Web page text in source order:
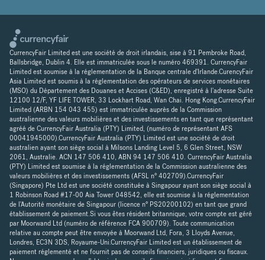
CurrencyFair Limited est une société de droit irlandais, sise à 91 Pembroke Road,
Ballsbridge, Dublin 4. Elle est immatriculée sous le numéro 469391. CurrencyFair
Limited est soumise à la réglementation de la Banque centrale d'Irlande.CurencyFair
Asia Limited est soumis à la réglementation des opérateurs de services monétaires
(MSO) du Département des Douanes et Accises (C&ED), enregistré à l'adresse Suite
12100 12/F, YF LIFE TOWER, 33 Lockhart Road, Wan Chai. Hong Kong.CurrencyFair
Limited (ARBN 154 043 455) est immatriculée auprès de la Commission
australienne des valeurs mobilières et des investissements en tant que représentant
agréé de CurrencyFair Australia (PTY) Limited, (numéro de représentant AFS
00041945000).CurrencyFair Australia (PTY) Limited est une société de droit
australien ayant son siège social à Milsons Landing Level 5, 6 Glen Street, NSW
2061, Australie. ACN 147 506 410, ABN 94 147 506 410. CurrencyFair Australia
(PTY) Limited est soumise à la réglementation de la Commission australienne des
valeurs mobilières et des investissements (AFSL n° 402709).CurrencyFair
(Singapore) Pte Ltd est une société constituée à Singapour ayant son siège social à
1 Robinson Road #17-00 Aia Tower 048542, elle est soumise à la réglementation
de l'Autorité monétaire de Singapour (licence n° PS20200102) en tant que grand
établissement de paiement.Si vous êtes résident britannique, votre compte est géré
par Moorwand Ltd (numéro de référence FCA 900709). Toute communication
relative au compte peut être envoyée à Moorwand Ltd, Fora, 3 Lloyds Avenue,
Londres, EC3N 3DS, Royaume-Uni.CurrencyFair Limited est un établissement de
paiement réglementé et ne fournit pas de conseils financiers, juridiques ou fiscaux.